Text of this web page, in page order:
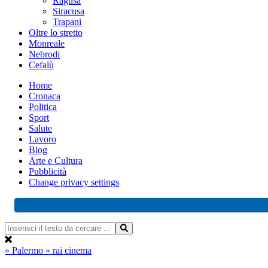
Siracusa
Trapani
Oltre lo stretto
Monreale
Nebrodi
Cefalù
Home
Cronaca
Politica
Sport
Salute
Lavoro
Blog
Arte e Cultura
Pubblicità
Change privacy settings
» Palermo » rai cinema